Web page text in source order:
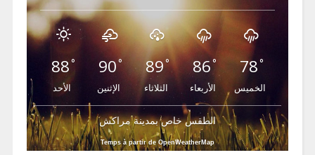
88°
الأحد
90°
الإثنين
89°
الثلاثاء
86°
الأربعاء
78°
الخميس
الطقس خاص بمدينة مراكش
Temps à partir de OpenWeatherMap